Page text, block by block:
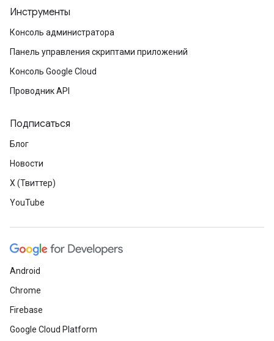
Инструменты
Консоль администратора
Панель управления скриптами приложений
Консоль Google Cloud
Проводник API
Подписаться
Блог
Новости
X (Твиттер)
YouTube
Android
Chrome
Firebase
Google Cloud Platform